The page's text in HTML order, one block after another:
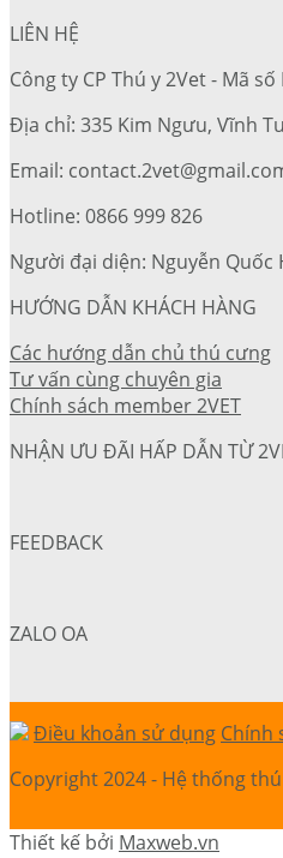
LIÊN HỆ
Công ty CP Thú y 2Vet - Mã
Địa chỉ: 335 Kim Ngưu, Vĩnh
Email:
Hotline: 0866 999 826
Người đại diện: Nguyễn Quốc
HƯỚNG DẪN KHÁCH HÀNG
Các hướng dẫn chủ thú cưng
Tư vấn cùng chuyên gia
Chính sách member 2VET
NHẬN ƯU ĐÃI HẤP DẪN TỪ
FEEDBACK
ZALO OA
Điều khoản sử dụng Chính
Copyright 2024 - Hệ thống thú
Thiết kế bởi Maxweb.vn